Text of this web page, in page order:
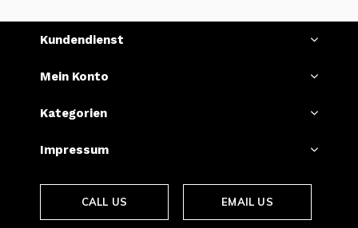
Kundendienst
Mein Konto
Kategorien
Impressum
CALL US EMAIL US